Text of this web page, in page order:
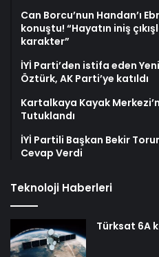
Can Borcu’nun Handan’ı
konuştu! “Hayatın iniş
karakter”
İYİ Parti’den istifa eden
Öztürk, AK Parti’ye katıldı
Kartalkaya Kayak
Tutuklandı
İYİ Partili Başkan Bekir
Cevap Verdi
Teknoloji Haberleri
Türksat 6A